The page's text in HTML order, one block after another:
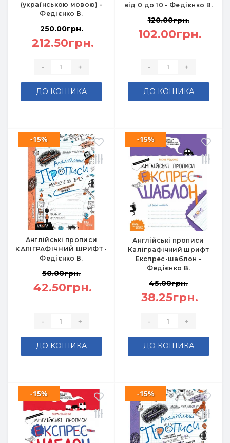
(українською мовою) -
Федієнко В.
250.00грн.
212.50грн.
- +
ДО КОШИКА
від 0 до 10 - Федієнко В.
120.00грн.
102.00грн.
- +
ДО КОШИКА
Англійські прописи
КАЛІГРАФІЧНИЙ ШРИФТ -
Федієнко В.
-15%
50.00грн.
42.50грн.
- +
ДО КОШИКА
Англійські прописи
Каліграфічний шрифт
Експрес-шаблон -
Федієнко В.
-15%
45.00грн.
38.25грн.
- +
ДО КОШИКА
-15% -15%